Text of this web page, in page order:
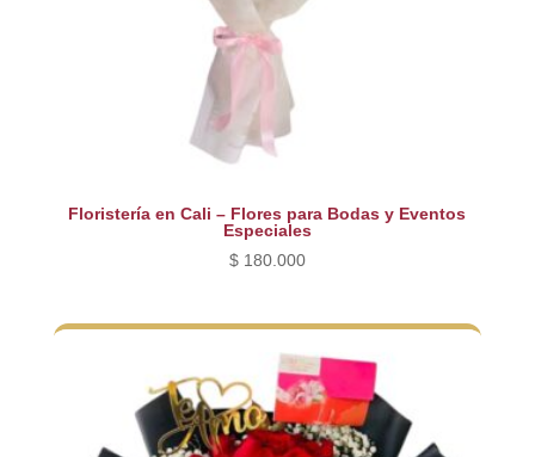
Floristería en Cali – Flores para Bodas y Eventos
Especiales
$180.000